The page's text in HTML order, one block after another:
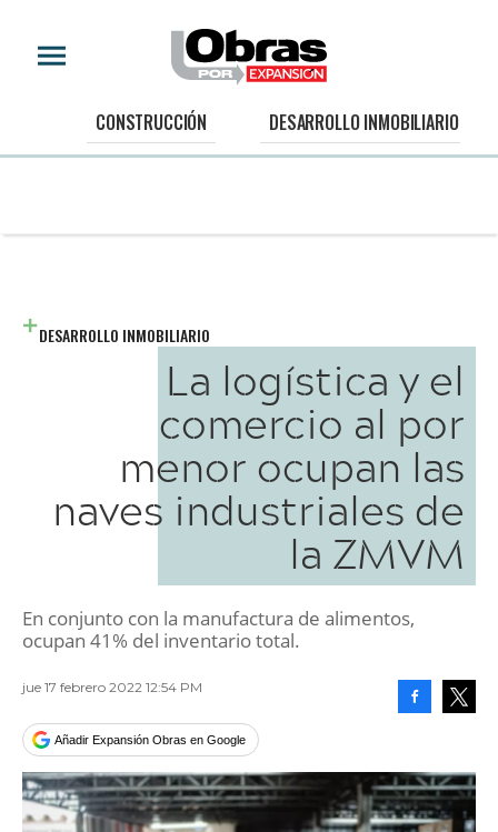
CONSTRUCCIÓN DESARROLLO INMOBILIARIO
DESARROLLO INMOBILIARIO
La logística y el
comercio al por
menor ocupan las
naves industriales de
la ZMVM
En conjunto con la manufactura de alimentos,
ocupan 41% del inventario total.
jue 17 febrero 2022 12:54 PM
Añadir Expansión Obras en Google